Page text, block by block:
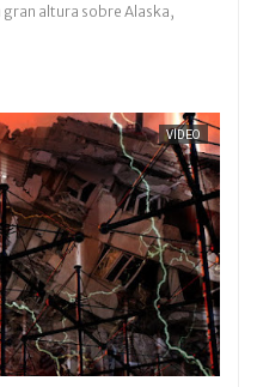
altura sobre Alaska,
VÍDEO